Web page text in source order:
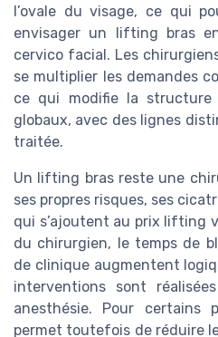
l’ovale du visage, ce qui
envisager un lifting bras
cervico facial. Les
se multiplier les demandes
ce qui modifie la
globaux, avec des lignes
traitée.
Un lifting bras reste une
ses propres risques, ses
qui s’ajoutent au prix lifting
du chirurgien, le temps de
de clinique augmentent
interventions sont
anesthésie. Pour certains
permet toutefois de réduire